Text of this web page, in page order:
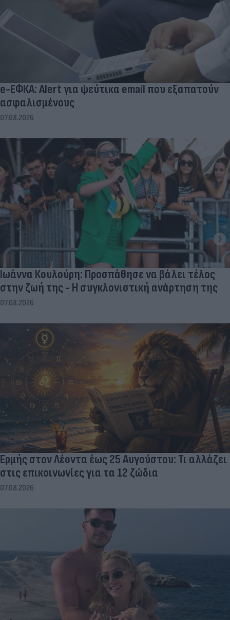
e-ΕΦΚΑ: Alert για ψεύτικα email που εξαπατούν
ασφαλισμένους
07.08.2026
Ιωάννα Κουλούρη: Προσπάθησε να βάλει τέλος
στην ζωή της - Η συγκλονιστική ανάρτηση της
07.08.2026
Ερμής στον Λέοντα έως 25 Αυγούστου: Τι αλλάζει
στις επικοινωνίες για τα 12 ζώδια
07.08.2026